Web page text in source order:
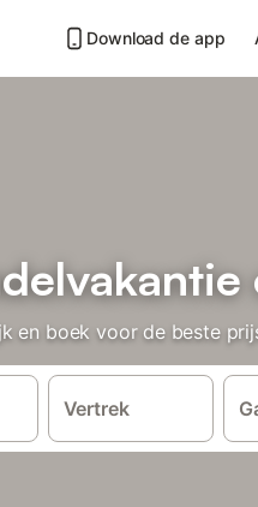
Download de app
en boek voor de beste
Vertrek